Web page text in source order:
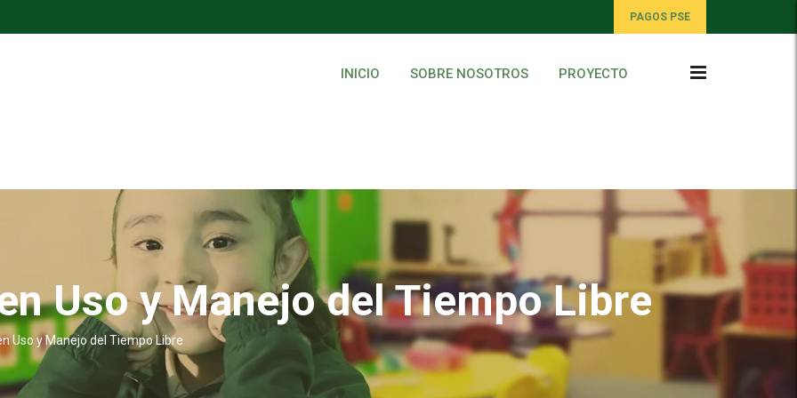
PAGOS PSE
INICIO SOBRE NOSOTROS PROYECTO
Uso y Manejo del Tiempo Libre
Uso y Manejo del Tiempo Libre